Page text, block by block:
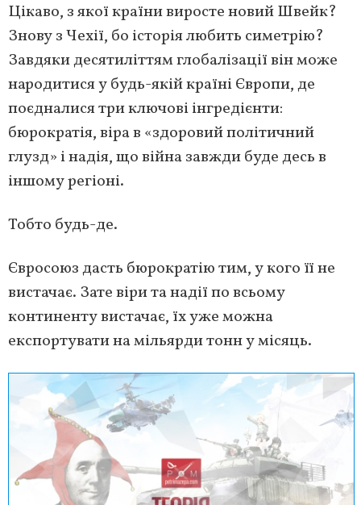
Цікаво, з якої країни виросте новий Швейк?
Знову з Чехії, бо історія любить симетрію?
Завдяки десятиліттям глобалізації він може
народитися у будь-якій країні Європи, де
поєдналися три ключові інгредієнти:
бюрократія, віра в «здоровий політичний
глузд» і надія, що війна завжди буде десь в
іншому регіоні.
Тобто будь-де.
Євросоюз дасть бюрократію тим, у кого її не
вистачає. Зате віри та надії по всьому
континенту вистачає, їх уже можна
експортувати на мільярди тонн у місяць.